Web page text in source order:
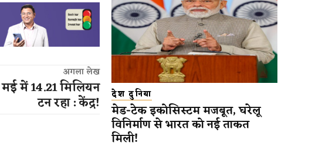
अगला लेख
मई में 14.21 मिलियन
टन रहा : केंद्र! देश दुनिया
मेड-टेक इकोसिस्टम मजबूत, घरेलू
विनिर्माण से भारत को नई ताकत
मिली!